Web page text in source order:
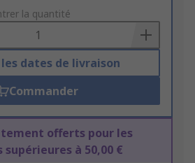
la quantité
dates de livraison
Commander
offerts pour les
supérieures à 50,00 €